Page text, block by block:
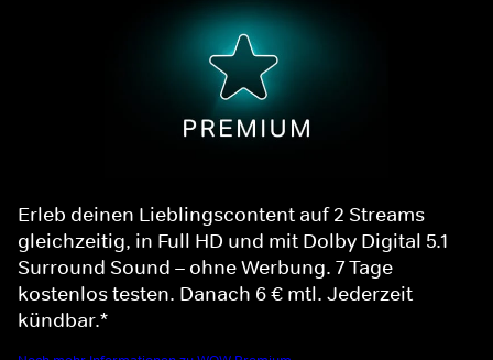
Erleb deinen Lieblingscontent auf 2 Streams
gleichzeitig, in Full HD und mit Dolby Digital 5.1
Surround Sound – ohne Werbung. 7 Tage
kostenlos testen. Danach 6 € mtl. Jederzeit
kündbar.*